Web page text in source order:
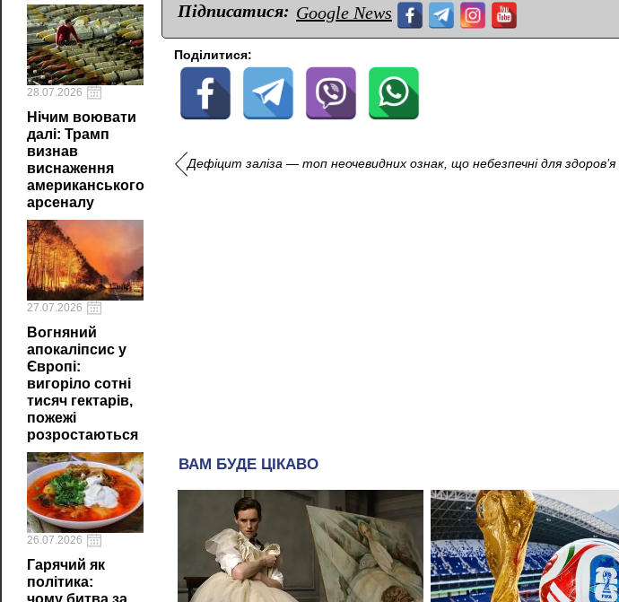
28.07.2026
Нічим воювати
далі: Трамп
визнав
виснаження
американського
арсеналу
27.07.2026
Вогняний
апокаліпсис у
Європі:
вигоріло сотні
тисяч гектарів,
пожежі
розростаються
26.07.2026
Гарячий як
політика:
чому битва за
Підписатися: Google News
Поділитися:
Дефіцит заліза — топ неочевидних ознак, що небезпечні для здоров’я